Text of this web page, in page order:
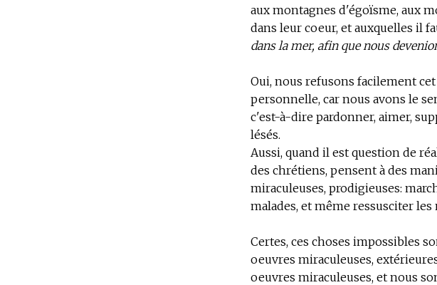
aux montagnes d'égoïsme, aux
dans leur coeur, et auxquelles il
dans la mer, afin que nous
Oui, nous refusons facilement
personnelle, car nous avons le
c'est-à-dire pardonner, aimer,
lésés.
Aussi, quand il est question de
des chrétiens, pensent à des
miraculeuses, prodigieuses:
malades, et même ressusciter les
Certes, ces choses impossibles
oeuvres miraculeuses,
oeuvres miraculeuses, et nous